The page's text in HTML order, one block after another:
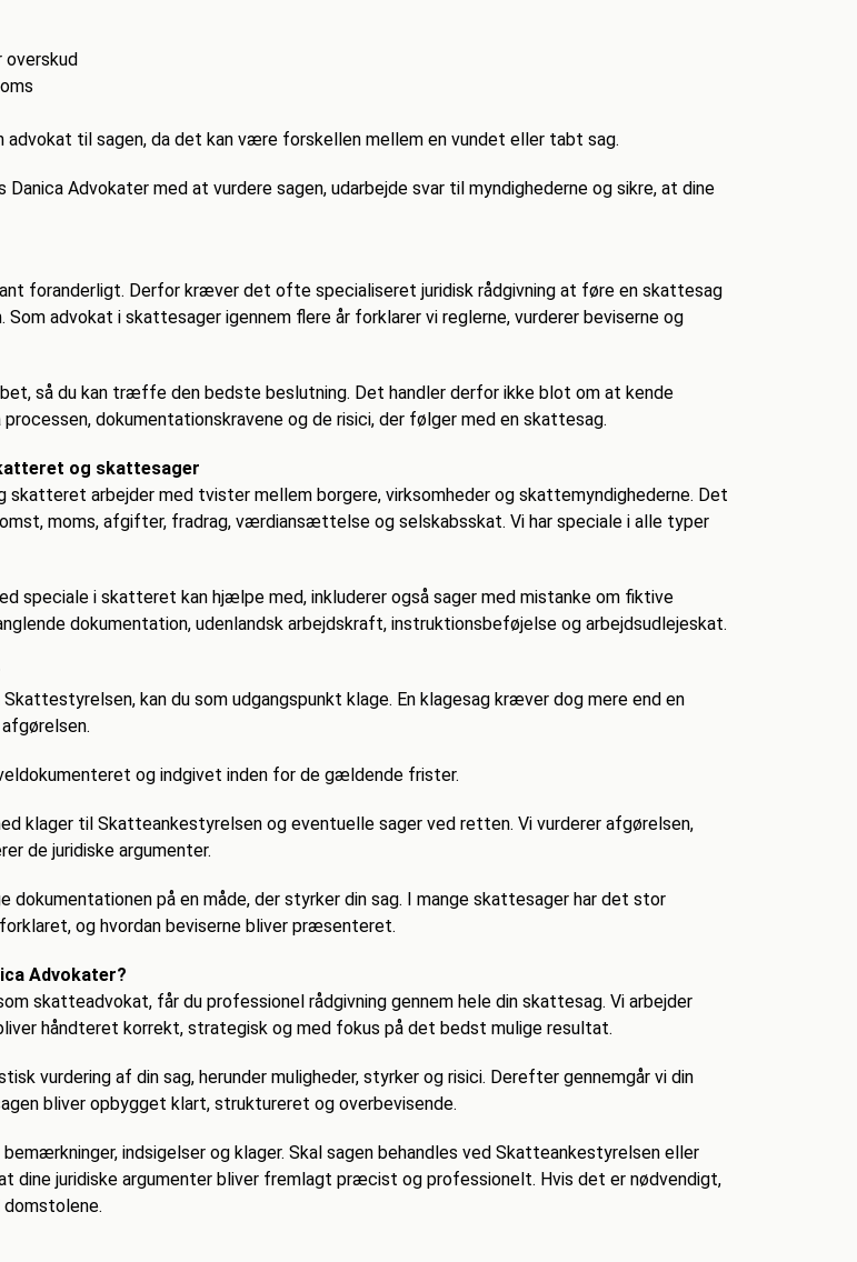
overskud
til sagen, da det kan være forskellen mellem en vundet eller tabt sag.
Advokater med at vurdere sagen, udarbejde svar til myndighederne og sikre, at dine
foranderligt. Derfor kræver det ofte specialiseret juridisk rådgivning at føre en skattesag
advokat i skattesager igennem flere år forklarer vi reglerne, vurderer beviserne og
så du kan træffe den bedste beslutning. Det handler derfor ikke blot om at kende
dokumentationskravene og de risici, der følger med en skattesag.
og skattesager
skatteret arbejder med tvister mellem borgere, virksomheder og skattemyndighederne. Det
moms, afgifter, fradrag, værdiansættelse og selskabsskat. Vi har speciale i alle typer
speciale i skatteret kan hjælpe med, inkluderer også sager med mistanke om fiktive
dokumentation, udenlandsk arbejdskraft, instruktionsbeføjelse og arbejdsudlejeskat.
kan du som udgangspunkt klage. En klagesag kræver dog mere end en
og indgivet inden for de gældende frister.
klager til Skatteankestyrelsen og eventuelle sager ved retten. Vi vurderer afgørelsen,
de juridiske argumenter.
på en måde, der styrker din sag. I mange skattesager har det stor
og hvordan beviserne bliver præsenteret.
Advokater?
skatteadvokat, får du professionel rådgivning gennem hele din skattesag. Vi arbejder
håndteret korrekt, strategisk og med fokus på det bedst mulige resultat.
vurdering af din sag, herunder muligheder, styrker og risici. Derefter gennemgår vi din
bliver opbygget klart, struktureret og overbevisende.
indsigelser og klager. Skal sagen behandles ved Skatteankestyrelsen eller
dine juridiske argumenter bliver fremlagt præcist og professionelt. Hvis det er nødvendigt,
domstolene.